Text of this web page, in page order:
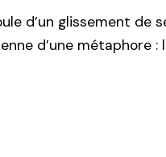
d’un glissement de
d’une métaphore